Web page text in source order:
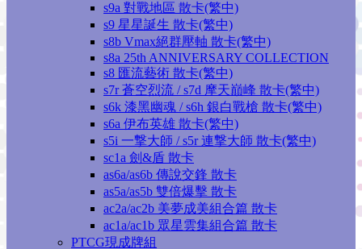
s9a 對戰地區 散卡(繁中)
s9 星星誕生 散卡(繁中)
s8b Vmax絕群壓軸 散卡(繁中)
s8a 25th ANNIVERSARY COLLECTION
s8 匯流藝術 散卡(繁中)
s7r 蒼空烈流 / s7d 摩天巔峰 散卡(繁中)
s6k 漆黑幽魂 / s6h 銀白戰槍 散卡(繁中)
s6a 伊布英雄 散卡(繁中)
s5i 一撃大師 / s5r 連撃大師 散卡(繁中)
sc1a 劍&盾 散卡
as6a/as6b 傳說交鋒 散卡
as5a/as5b 雙倍爆擊 散卡
ac2a/ac2b 美夢成美組合篇 散卡
ac1a/ac1b 眾星雲集組合篇 散卡
PTCG現成牌組